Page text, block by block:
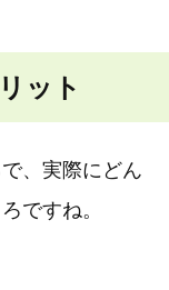
ット
、実際にどん
ですね。